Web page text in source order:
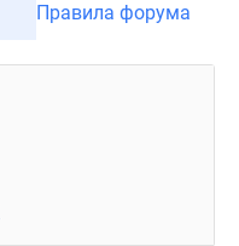
Правила форума